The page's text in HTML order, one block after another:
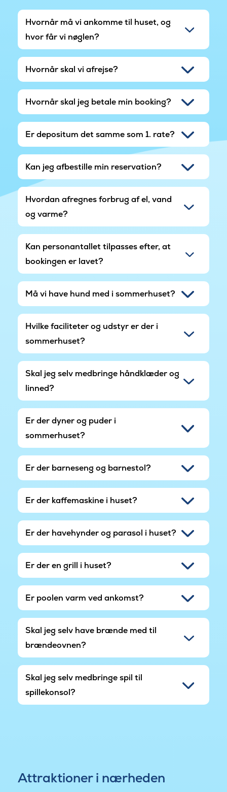
Hvornår må vi ankomme til huset, og
hvor får vi nøglen?
Hvornår skal vi afrejse?
Hvornår skal jeg betale min booking?
Er depositum det samme som 1. rate?
Kan jeg afbestille min reservation?
Hvordan afregnes forbrug af el, vand
og varme?
Kan personantallet tilpasses efter, at
bookingen er lavet?
Må vi have hund med i sommerhuset?
Hvilke faciliteter og udstyr er der i
sommerhuset?
Skal jeg selv medbringe håndklæder og
linned?
Er der dyner og puder i
sommerhuset?
Er der barneseng og barnestol?
Er der kaffemaskine i huset?
Er der havehynder og parasol i huset?
Er der en grill i huset?
Er poolen varm ved ankomst?
Skal jeg selv have brænde med til
brændeovnen?
Skal jeg selv medbringe spil til
spillekonsol?
Attraktioner i nærheden